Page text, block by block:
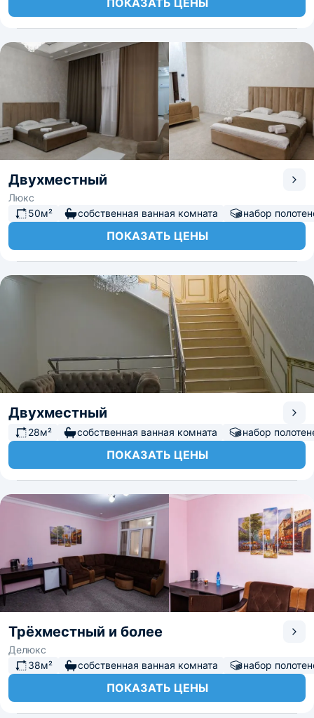
ПОКАЗАТЬ ЦЕНЫ
Двухместный
Люкс
50м²
собственная ванная комната набор
ПОКАЗАТЬ ЦЕНЫ
Двухместный
28м² собственная ванная комната набор
ПОКАЗАТЬ ЦЕНЫ
Трёхместный и более
Делюкс
38м²
собственная ванная комната набор
ПОКАЗАТЬ ЦЕНЫ